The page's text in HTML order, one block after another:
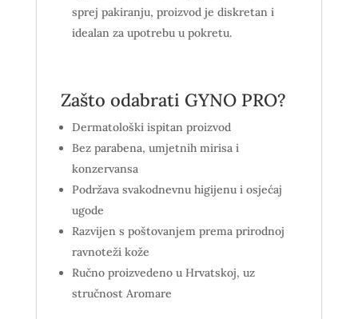
sprej pakiranju, proizvod je diskretan i
idealan za upotrebu u pokretu.
Zašto odabrati GYNO PRO?
Dermatološki ispitan proizvod
Bez parabena, umjetnih mirisa i
konzervansa
Podržava svakodnevnu higijenu i osjećaj
ugode
Razvijen s poštovanjem prema prirodnoj
ravnoteži kože
Ručno proizvedeno u Hrvatskoj, uz
stručnost Aromare